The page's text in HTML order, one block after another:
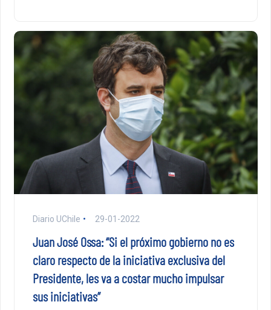
Diario UChile 29-01-2022
Juan José Ossa: “Si el próximo gobierno no es
claro respecto de la iniciativa exclusiva del
Presidente, les va a costar mucho impulsar
sus iniciativas”